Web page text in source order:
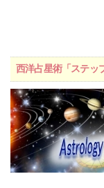
西洋占星術「ステッ